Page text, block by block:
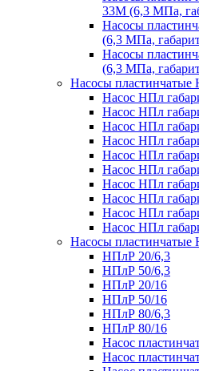
33М (6,3 МПа,
Насосы
(6,3 МПа,
Насосы
(6,3 МПа,
Насосы пластинчатые
Насос НПл
Насос НПл
Насос НПл
Насос НПл
Насос НПл
Насос НПл
Насос НПл
Насос НПл
Насос НПл
Насос НПл
Насосы
НПлР 20/6,3
НПлР 50/6,3
НПлР 20/16
НПлР 50/16
НПлР 80/6,3
НПлР 80/16
Насос
Насос